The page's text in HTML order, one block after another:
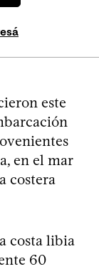
este
en el mar
costera
costa libia
60